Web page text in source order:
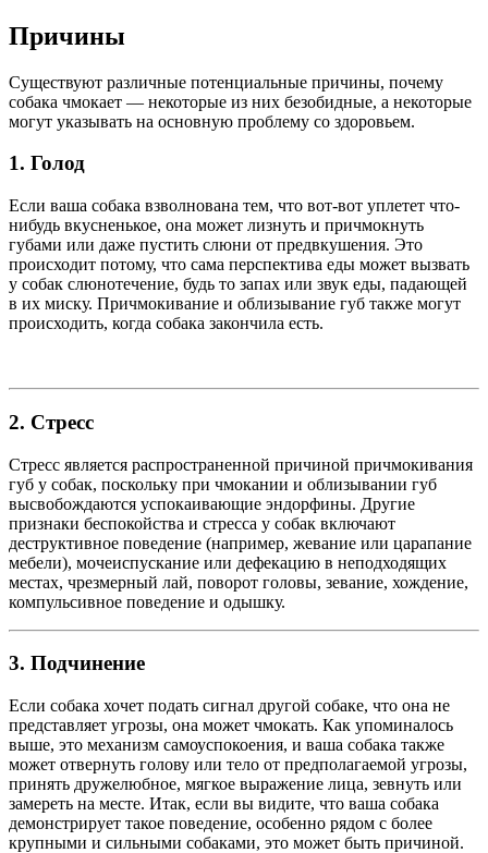
Причины
Существуют различные потенциальные причины, почему
собака чмокает — некоторые из них безобидные, а некоторые
могут указывать на основную проблему со здоровьем.
1. Голод
Если ваша собака взволнована тем, что вот-вот уплетет что-
нибудь вкусненькое, она может лизнуть и причмокнуть
губами или даже пустить слюни от предвкушения. Это
происходит потому, что сама перспектива еды может вызвать
у собак слюнотечение, будь то запах или звук еды, падающей
в их миску. Причмокивание и облизывание губ также могут
происходить, когда собака закончила есть.
2. Стресс
Стресс является распространенной причиной причмокивания
губ у собак, поскольку при чмокании и облизывании губ
высвобождаются успокаивающие эндорфины. Другие
признаки беспокойства и стресса у собак включают
деструктивное поведение (например, жевание или царапание
мебели), мочеиспускание или дефекацию в неподходящих
местах, чрезмерный лай, поворот головы, зевание, хождение,
компульсивное поведение и одышку.
3. Подчинение
Если собака хочет подать сигнал другой собаке, что она не
представляет угрозы, она может чмокать. Как упоминалось
выше, это механизм самоуспокоения, и ваша собака также
может отвернуть голову или тело от предполагаемой угрозы,
принять дружелюбное, мягкое выражение лица, зевнуть или
замереть на месте. Итак, если вы видите, что ваша собака
демонстрирует такое поведение, особенно рядом с более
крупными и сильными собаками, это может быть причиной.